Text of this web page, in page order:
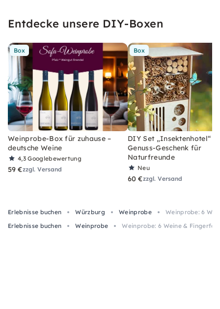
Entdecke unsere DIY-Boxen
Box
Weinprobe-Box für zuhause –
deutsche Weine
4,3Googlebewertung
59 €zzgl. Versand
Box
DIY Set „Insektenhotel“ –
Genuss-Geschenk für
Naturfreunde
Neu
60 €zzgl. Versand
Erlebnisse buchen Würzburg Weinprobe
Weinprobe: 6
Erlebnisse buchen
Weinprobe Weinprobe: 6 Weine &